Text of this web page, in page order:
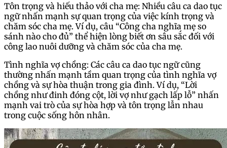
Tôn trọng và hiếu thảo với cha mẹ: Nhiều câu ca dao tục
ngữ nhấn mạnh sự quan trọng của việc kính trọng và
chăm sóc cha mẹ. Ví dụ, câu “Công cha nghĩa mẹ so
sánh nào cho đủ” thể hiện lòng biết ơn sâu sắc đối với
công lao nuôi dưỡng và chăm sóc của cha mẹ.
Tình nghĩa vợ chồng: Các câu ca dao tục ngữ cũng
thường nhấn mạnh tầm quan trọng của tình nghĩa vợ
chồng và sự hòa thuận trong gia đình. Ví dụ, “Lời
chồng như đinh đóng cột, lời vợ như gạch lấp lỗ” nhấn
mạnh vai trò của sự hòa hợp và tôn trọng lẫn nhau
trong cuộc sống hôn nhân.